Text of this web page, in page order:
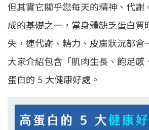
但其實它關乎您每天的精神、代謝
成的基礎之一，當身體缺乏蛋白質
失，連代謝、精力、皮膚狀況都會
大家介紹包含「肌肉生長、飽足感
蛋白的 5 大健康好處。